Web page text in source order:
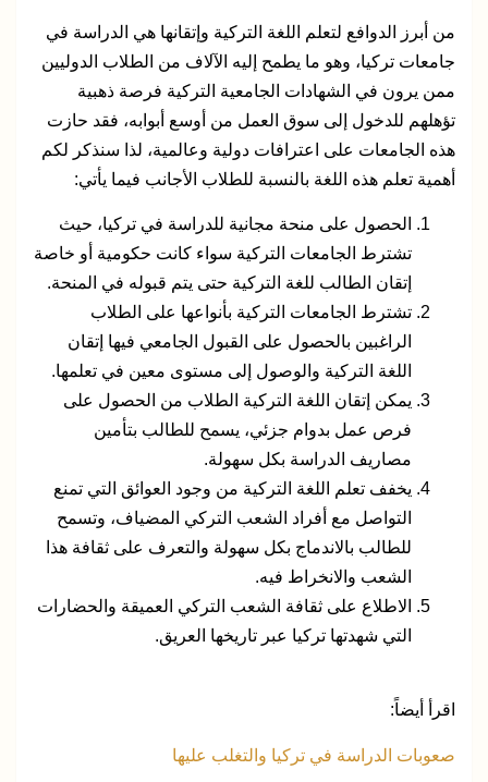
من أبرز الدوافع لتعلم اللغة التركية وإتقانها هي الدراسة في
جامعات تركيا، وهو ما يطمح إليه الآلاف من الطلاب الدوليين
ممن يرون في الشهادات الجامعية التركية فرصة ذهبية
تؤهلهم للدخول إلى سوق العمل من أوسع أبوابه، فقد حازت
هذه الجامعات على اعترافات دولية وعالمية، لذا سنذكر لكم
أهمية تعلم هذه اللغة بالنسبة للطلاب الأجانب فيما يأتي:
الحصول على منحة مجانية للدراسة في تركيا، حيث
تشترط الجامعات التركية سواء كانت حكومية أو خاصة
إتقان الطالب للغة التركية حتى يتم قبوله في المنحة.
تشترط الجامعات التركية بأنواعها على الطلاب
الراغبين بالحصول على القبول الجامعي فيها إتقان
اللغة التركية والوصول إلى مستوى معين في تعلمها.
يمكن إتقان اللغة التركية الطلاب من الحصول على
فرص عمل بدوام جزئي، يسمح للطالب بتأمين
مصاريف الدراسة بكل سهولة.
يخفف تعلم اللغة التركية من وجود العوائق التي تمنع
التواصل مع أفراد الشعب التركي المضياف، وتسمح
للطالب بالاندماج بكل سهولة والتعرف على ثقافة هذا
الشعب والانخراط فيه.
الاطلاع على ثقافة الشعب التركي العميقة والحضارات
التي شهدتها تركيا عبر تاريخها العريق.
اقرأ أيضاً:
صعوبات الدراسة في تركيا والتغلب عليها